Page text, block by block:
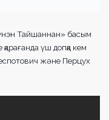
Тайшаннан» басым
үш допқа кем
және Перцух